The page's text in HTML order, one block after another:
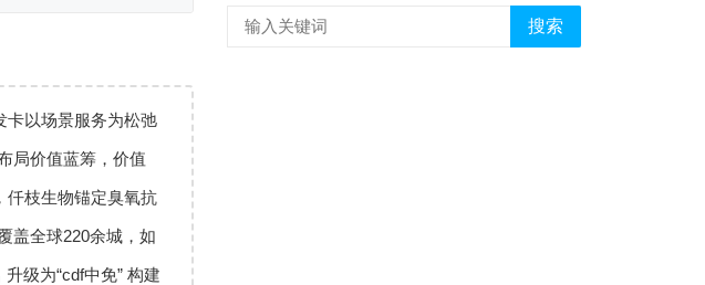
卡以场景服务为松弛
局价值蓝筹，价值
仟枝生物锚定臭氧抗
盖全球220余城，如
级为“cdf中免” 构建
搜索